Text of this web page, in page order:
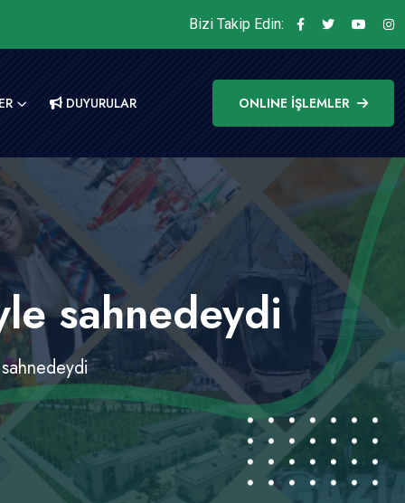
Bizi Takip Edin:
DUYURULAR ONLINE İŞLEMLER
sahnedeydi